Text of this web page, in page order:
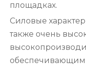
площадках.
Силовые
также очень
обеспечивающим